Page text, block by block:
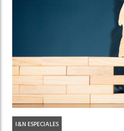
I&N ESPECIALES